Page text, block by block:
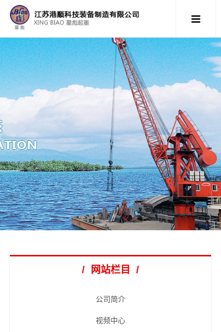
/ 网站栏目 /
公司简介
视频中心